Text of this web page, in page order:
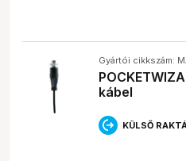
Gyártói cikkszám:
kábel
KÜLSŐ